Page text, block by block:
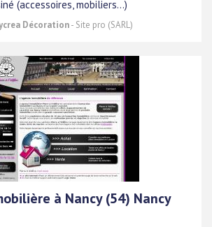
(accessoires, mobiliers...)
Décoration- Site pro (SARL)
à Nancy (54) Nancy